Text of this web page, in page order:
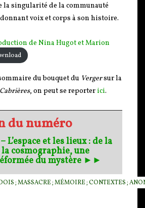
la singularité de la communauté
voix et corps à son histoire.
de Nina Hugot et Marion
du bouquet du Vergersur la
, on peut se reporter ici.
du numéro
et les lieux : de la
cosmographie, une
du mystère ►►
; MASSACRE ; MÉMOIRE ; CONTEXTES ;